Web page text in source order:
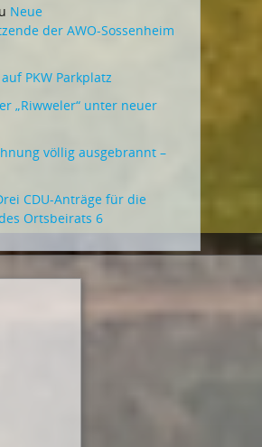
Neue
der AWO-Sossenheim
PKW Parkplatz
„Riwweler“ unter neuer
völlig ausgebrannt –
CDU-Anträge für die
Ortsbeirats 6